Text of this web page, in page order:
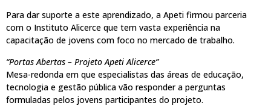
Para dar suporte a este aprendizado, a Apeti firmou parceria
com o Instituto Alicerce que tem vasta experiência na
capacitação de jovens com foco no mercado de trabalho.
“Portas Abertas – Projeto Apeti Alicerce”
Mesa-redonda em que especialistas das áreas de educação,
tecnologia e gestão pública vão responder a perguntas
formuladas pelos jovens participantes do projeto.